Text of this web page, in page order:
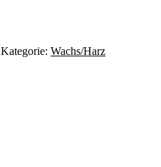
Kategorie: Wachs/Harz